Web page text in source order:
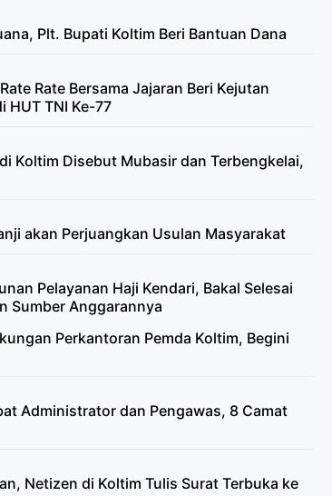
Plt. Bupati Koltim Beri Bantuan Dana
Rate Bersama Jajaran Beri Kejutan
HUT TNI Ke-77
Koltim Disebut Mubasir dan Terbengkelai,
akan Perjuangkan Usulan Masyarakat
Pelayanan Haji Kendari, Bakal Selesai
Sumber Anggarannya
Perkantoran Pemda Koltim, Begini
Administrator dan Pengawas, 8 Camat
Netizen di Koltim Tulis Surat Terbuka ke